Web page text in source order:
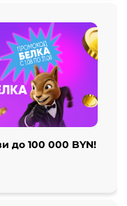
до 100 000 BYN!